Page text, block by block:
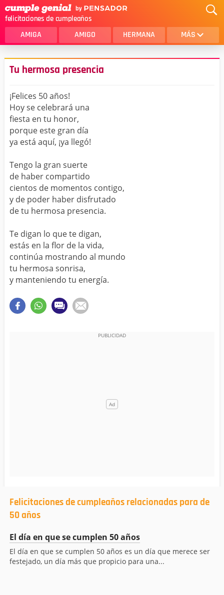
felicitaciones de cumpleaños
AMIGA AMIGO HERMANA MÁS
MAMA
AMOR
SOBRINA
HERMANO
NOVIA
TIA
ALGUIEN ESPECIAL
Tu hermosa presencia
¡Felices 50 años!
Hoy se celebrará una
fiesta en tu honor,
porque este gran día
ya está aquí, ¡ya llegó!
Tengo la gran suerte
de haber compartido
cientos de momentos contigo,
y de poder haber disfrutado
de tu hermosa presencia.
Te digan lo que te digan,
estás en la flor de la vida,
continúa mostrando al mundo
tu hermosa sonrisa,
y manteniendo tu energía.
Felicitaciones de cumpleaños relacionadas para de
50 años
El día en que se cumplen 50 años
El día en que se cumplen 50 años es un día que merece ser
festejado, un día más que propicio para una...